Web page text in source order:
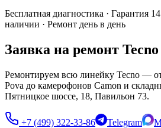
Бесплатная диагностика · Гарантия
наличии · Ремонт день в день
Заявка на ремонт Tecno
Ремонтируем всю линейку Tecno —
Pova до камерофонов Camon и
Пятницкое шоссе, 18, Павильон 73.
+7 (499) 322-33-86 Telegram